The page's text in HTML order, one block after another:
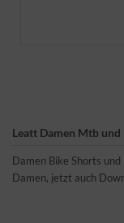
Leatt Damen Mtb
Damen Bike Shorts
Damen, jetzt auch